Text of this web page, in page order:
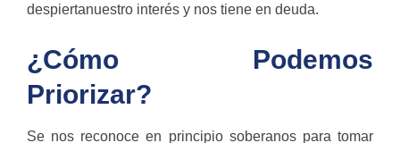
despiertanuestro interés y nos tiene en deuda.
¿Cómo Podemos
Priorizar?
Se nos reconoce en principio soberanos para tomar